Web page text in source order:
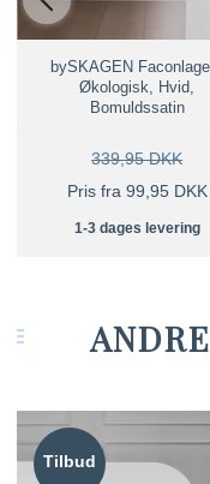
bySKAGEN
Økologisk, Hvid,
Bomuldssatin
339,95 DKK
Pris fra 99,95 DKK
1-3 dages levering
Tilbud